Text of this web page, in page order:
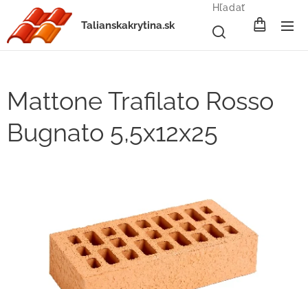
Talianskakrytina.sk
Hľadať
Mattone Trafilato Rosso
Bugnato 5,5x12x25